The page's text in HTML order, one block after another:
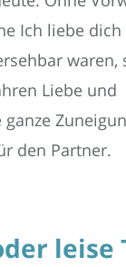
Ich liebe dich
waren,
Liebe und
den Partner.
leise